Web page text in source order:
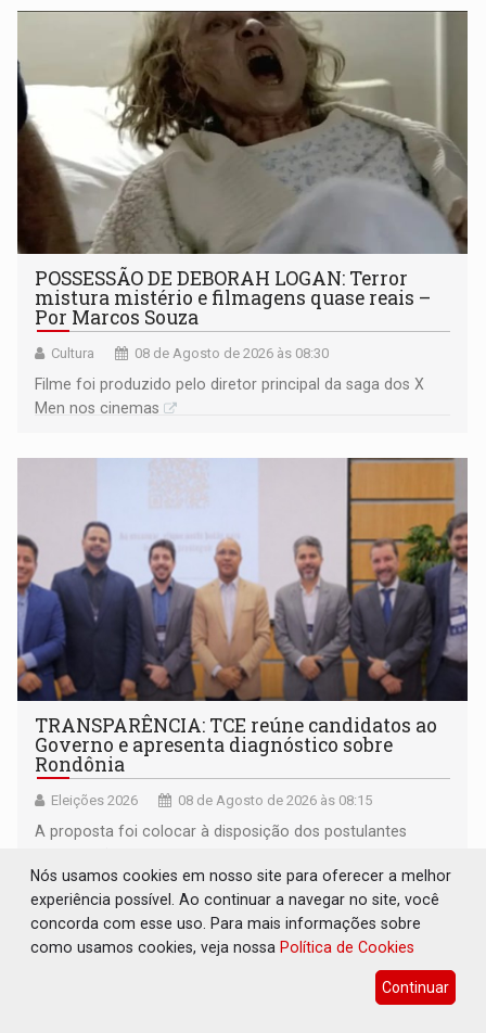
POSSESSÃO DE DEBORAH LOGAN: Terror
mistura mistério e filmagens quase reais –
Por Marcos Souza
Cultura 08 de Agosto de 2026 às 08:30
Filme foi produzido pelo diretor principal da saga dos X
Men nos cinemas
TRANSPARÊNCIA: TCE reúne candidatos ao
Governo e apresenta diagnóstico sobre
Rondônia
Eleições 2026 08 de Agosto de 2026 às 08:15
A proposta foi colocar à disposição dos postulantes
Nós usamos cookies em nosso site para oferecer a melhor
experiência possível. Ao continuar a navegar no site, você
concorda com esse uso. Para mais informações sobre
como usamos cookies, veja nossa Política de Cookies
Continuar